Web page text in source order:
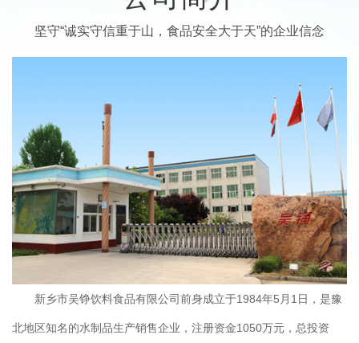
坚守“诚实守信重于山，食品安全大于天”的企业信念
新乡市吴铮饮料食品有限公司前身成立于1984年5月1日，是豫
北地区知名的水制品生产销售企业，注册资金1050万元，总投资